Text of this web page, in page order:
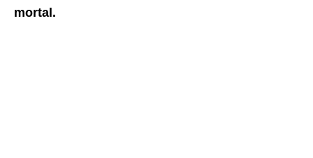
mortal.